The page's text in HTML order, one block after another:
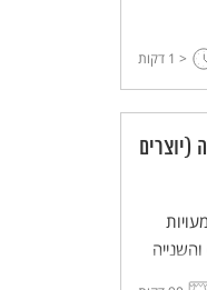
< 1 דקות
(יוצרים